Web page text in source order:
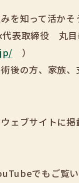
を知って活かそ
代表取締役 丸
）
後の方、家族
ェブサイトに
でもご覧い